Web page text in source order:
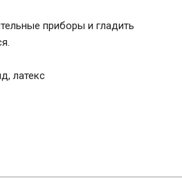
приборы и гладить
латекс